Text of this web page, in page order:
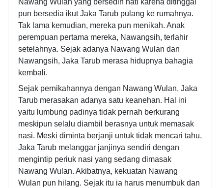
Nawang Wulan yang bersedih hati karena ditinggal
pun bersedia ikut Jaka Tarub pulang ke rumahnya.
Tak lama kemudian, mereka pun menikah. Anak
perempuan pertama mereka, Nawangsih, terlahir
setelahnya. Sejak adanya Nawang Wulan dan
Nawangsih, Jaka Tarub merasa hidupnya bahagia
kembali.
Sejak pernikahannya dengan Nawang Wulan, Jaka
Tarub merasakan adanya satu keanehan. Hal ini
yaitu lumbung padinya tidak pernah berkurang
meskipun selalu diambil berasnya untuk memasak
nasi. Meski diminta berjanji untuk tidak mencari tahu,
Jaka Tarub melanggar janjinya sendiri dengan
mengintip periuk nasi yang sedang dimasak
Nawang Wulan. Akibatnya, kekuatan Nawang
Wulan pun hilang. Sejak itu ia harus menumbuk dan